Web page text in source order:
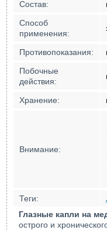
Состав:
Способ
применения:
Противопоказания:
Побочные
действия:
Хранение:
Внимание:
Теги:
Глазные капли на
острого и